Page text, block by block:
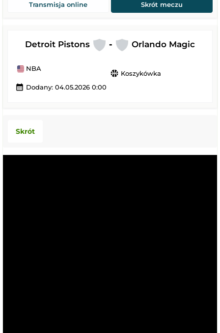
Transmisja online Skrót meczu
Detroit Pistons - Orlando Magic
NBA
sports_basketball Koszykówka
calendar_month Dodany: 04.05.2026 0:00
Skrót